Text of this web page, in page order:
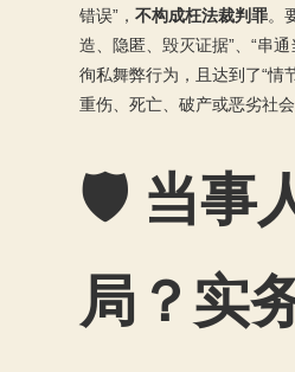
错误”， 不构成枉法裁判罪。
造、隐匿、毁灭证据”、“串
徇私舞弊行为，且达到了“情
重伤、死亡、破产或恶劣社会
🛡️ 当事
局？实